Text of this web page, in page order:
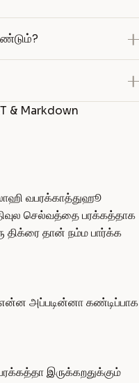
& Markdown
வபரக்காத்துஹூ
செல்வத்தை பரக்கத்தாக
திக்ரை தான் நம்ம பார்க்க
அப்படின்னா கண்டிப்பாக
இருக்கறதுக்கும்